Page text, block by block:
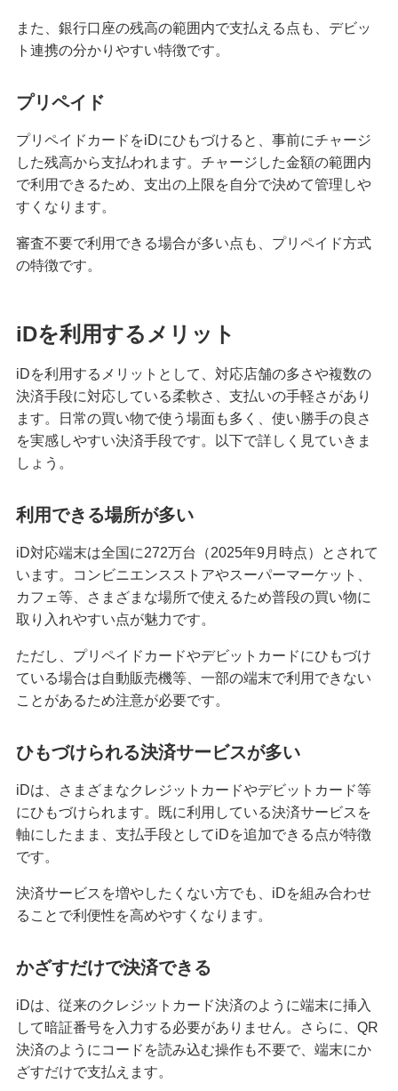
海外旅行におすすめのクレジットカードとは？選
ぶポイントや注意点を解説
高校生はクレジットカードに申し込めない！カー
ドを持つための代替手段と注意点を解説
【初心者必見】クレジットカードのメリットとデ
メリット、利用時の注意点を解説
数料の有無や注意点も解説
件や入手方法を解説
プラチナカードとは？メリット・デメリットや年
収等の条件、申込方法を解説
や返済方法、注意点を解説
クレジットカードのおすすめ国際ブランドは？そ
れぞれの特徴と選び方を解説
大学生もクレジットカードを申し込める！メリッ
トや選び方、おすすめの使い方を解説
クレジットカードを再発行する方法とは？流れや
注意点を解説
クレジットカードのリボ払いとは？仕組みやメリ
初めてのクレジットカードはどう選ぶ？申し込み
の手順や注意点も解説
クレジットカードのデメリットとは？安全に利用
するためのポイントを分かりやすく紹介
クレジットカードの在籍確認とは？タイミングや
確認内容、対応方法を解説
ナンバーレスのクレジットカードとは？メリット
やデメリットを解説
また、銀行口座の残高の範囲内で支払える点も、デビッ
ト連携の分かりやすい特徴です。
プリペイド
プリペイドカードをiDにひもづけると、事前にチャージ
した残高から支払われます。チャージした金額の範囲内
で利用できるため、支出の上限を自分で決めて管理しや
すくなります。
審査不要で利用できる場合が多い点も、プリペイド方式
の特徴です。
iDを利用するメリット
iDを利用するメリットとして、対応店舗の多さや複数の
決済手段に対応している柔軟さ、支払いの手軽さがあり
ます。日常の買い物で使う場面も多く、使い勝手の良さ
を実感しやすい決済手段です。以下で詳しく見ていきま
しょう。
利用できる場所が多い
iD対応端末は全国に272万台（2025年9月時点）とされて
います。コンビニエンスストアやスーパーマーケット、
カフェ等、さまざまな場所で使えるため普段の買い物に
取り入れやすい点が魅力です。
ただし、プリペイドカードやデビットカードにひもづけ
ている場合は自動販売機等、一部の端末で利用できない
ことがあるため注意が必要です。
ひもづけられる決済サービスが多い
iDは、さまざまなクレジットカードやデビットカード等
にひもづけられます。既に利用している決済サービスを
軸にしたまま、支払手段としてiDを追加できる点が特徴
です。
決済サービスを増やしたくない方でも、iDを組み合わせ
ることで利便性を高めやすくなります。
かざすだけで決済できる
iDは、従来のクレジットカード決済のように端末に挿入
して暗証番号を入力する必要がありません。さらに、QR
決済のようにコードを読み込む操作も不要で、端末にか
ざすだけで支払えます。